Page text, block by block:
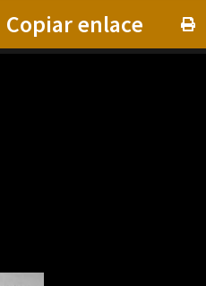
Copiar enlace